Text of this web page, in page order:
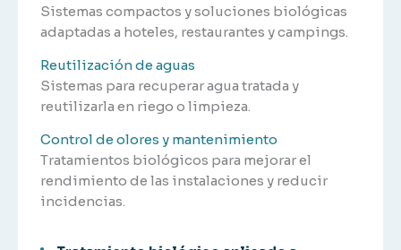
Sistemas compactos y soluciones biológicas
adaptadas a hoteles, restaurantes y campings.
Reutilización de aguas
Sistemas para recuperar agua tratada y
reutilizarla en riego o limpieza.
Control de olores y mantenimiento
Tratamientos biológicos para mejorar el
rendimiento de las instalaciones y reducir
incidencias.